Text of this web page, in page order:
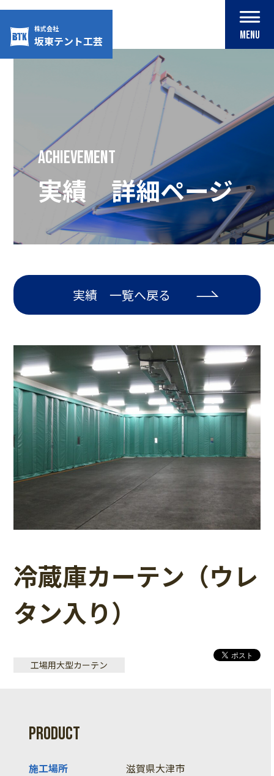
株式会社
坂東テント工芸 MENU
achievement
実績 詳細ページ
実績 一覧へ戻る
冷蔵庫カーテン（ウレ
タン入り）
工場用大型カーテン
PRODUCT
施工場所 滋賀県大津市